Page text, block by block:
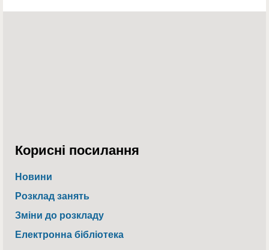
Корисні посилання
Новини
Розклад занять
Зміни до розкладу
Електронна бібліотека